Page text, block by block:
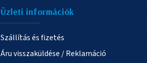
Üzleti információk
Szállítás és fizetés
Áru visszaküldése / Reklamáció